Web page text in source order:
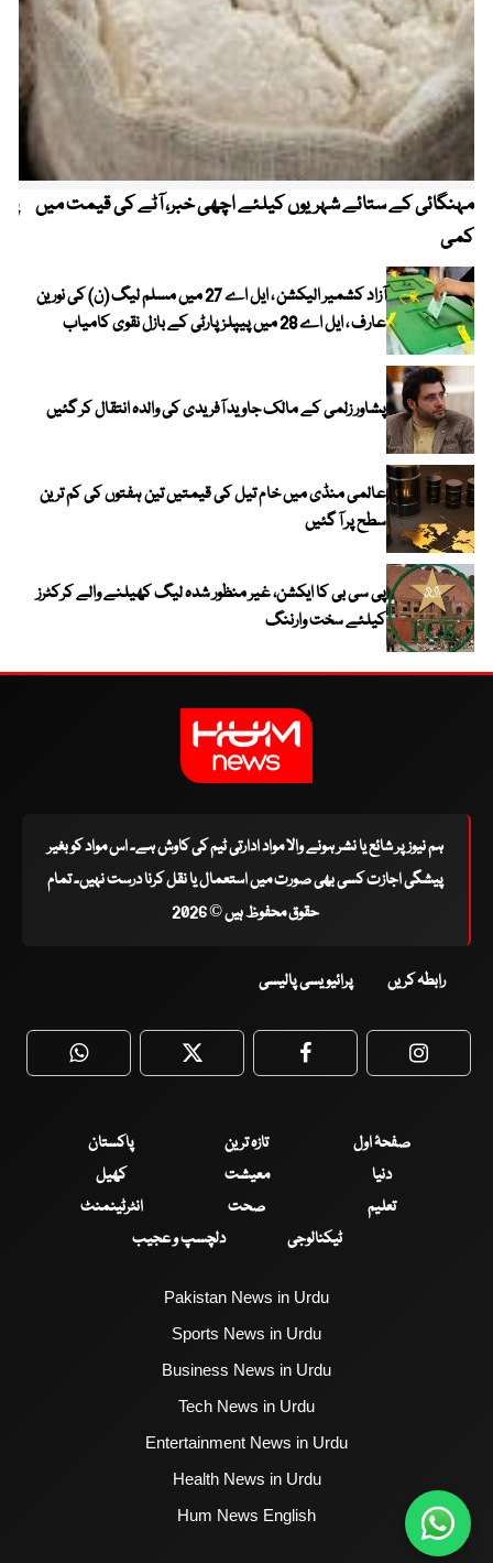
مہنگائی کے ستائے شہریوں کیلئے اچھی خبر، آٹے کی قیمت میں
کمی
آزاد کشمیر الیکشن ، ایل اے 27 میں مسلم لیگ (ن) کی نورین
عارف ، ایل اے 28 میں پیپلز پارٹی کے بازل نقوی کامیاب
پشاور زلمی کے مالک جاوید آفریدی کی والدہ انتقال کر گئیں
عالمی منڈی میں خام تیل کی قیمتیں تین ہفتوں کی کم ترین
سطح پر آ گئیں
پی سی بی کا ایکشن، غیر منظور شدہ لیگ کھیلنے والے کرکٹرز
کیلئے سخت وارننگ
ہم نیوز پر شائع یا نشر ہونے والا مواد ادارتی ٹیم کی کاوش ہے۔ اس مواد کو بغیر
پیشگی اجازت کسی بھی صورت میں استعمال یا نقل کرنا درست نہیں۔ تمام
حقوق محفوظ ہیں © 2026
رابطہ کریں پرائیویسی پالیسی
WhatsApp Twitter Facebook
صفحۂ اول تازہ ترین
پاکستان
دنیا
معیشت
کھیل
تعلیم
صحت
انٹرٹینمنٹ
ٹیکنالوجی
دلچسپ و عجیب
Pakistan News in Urdu
Sports News in Urdu
Business News in Urdu
Tech News in Urdu
Entertainment News in Urdu
Health News in Urdu
Hum News English